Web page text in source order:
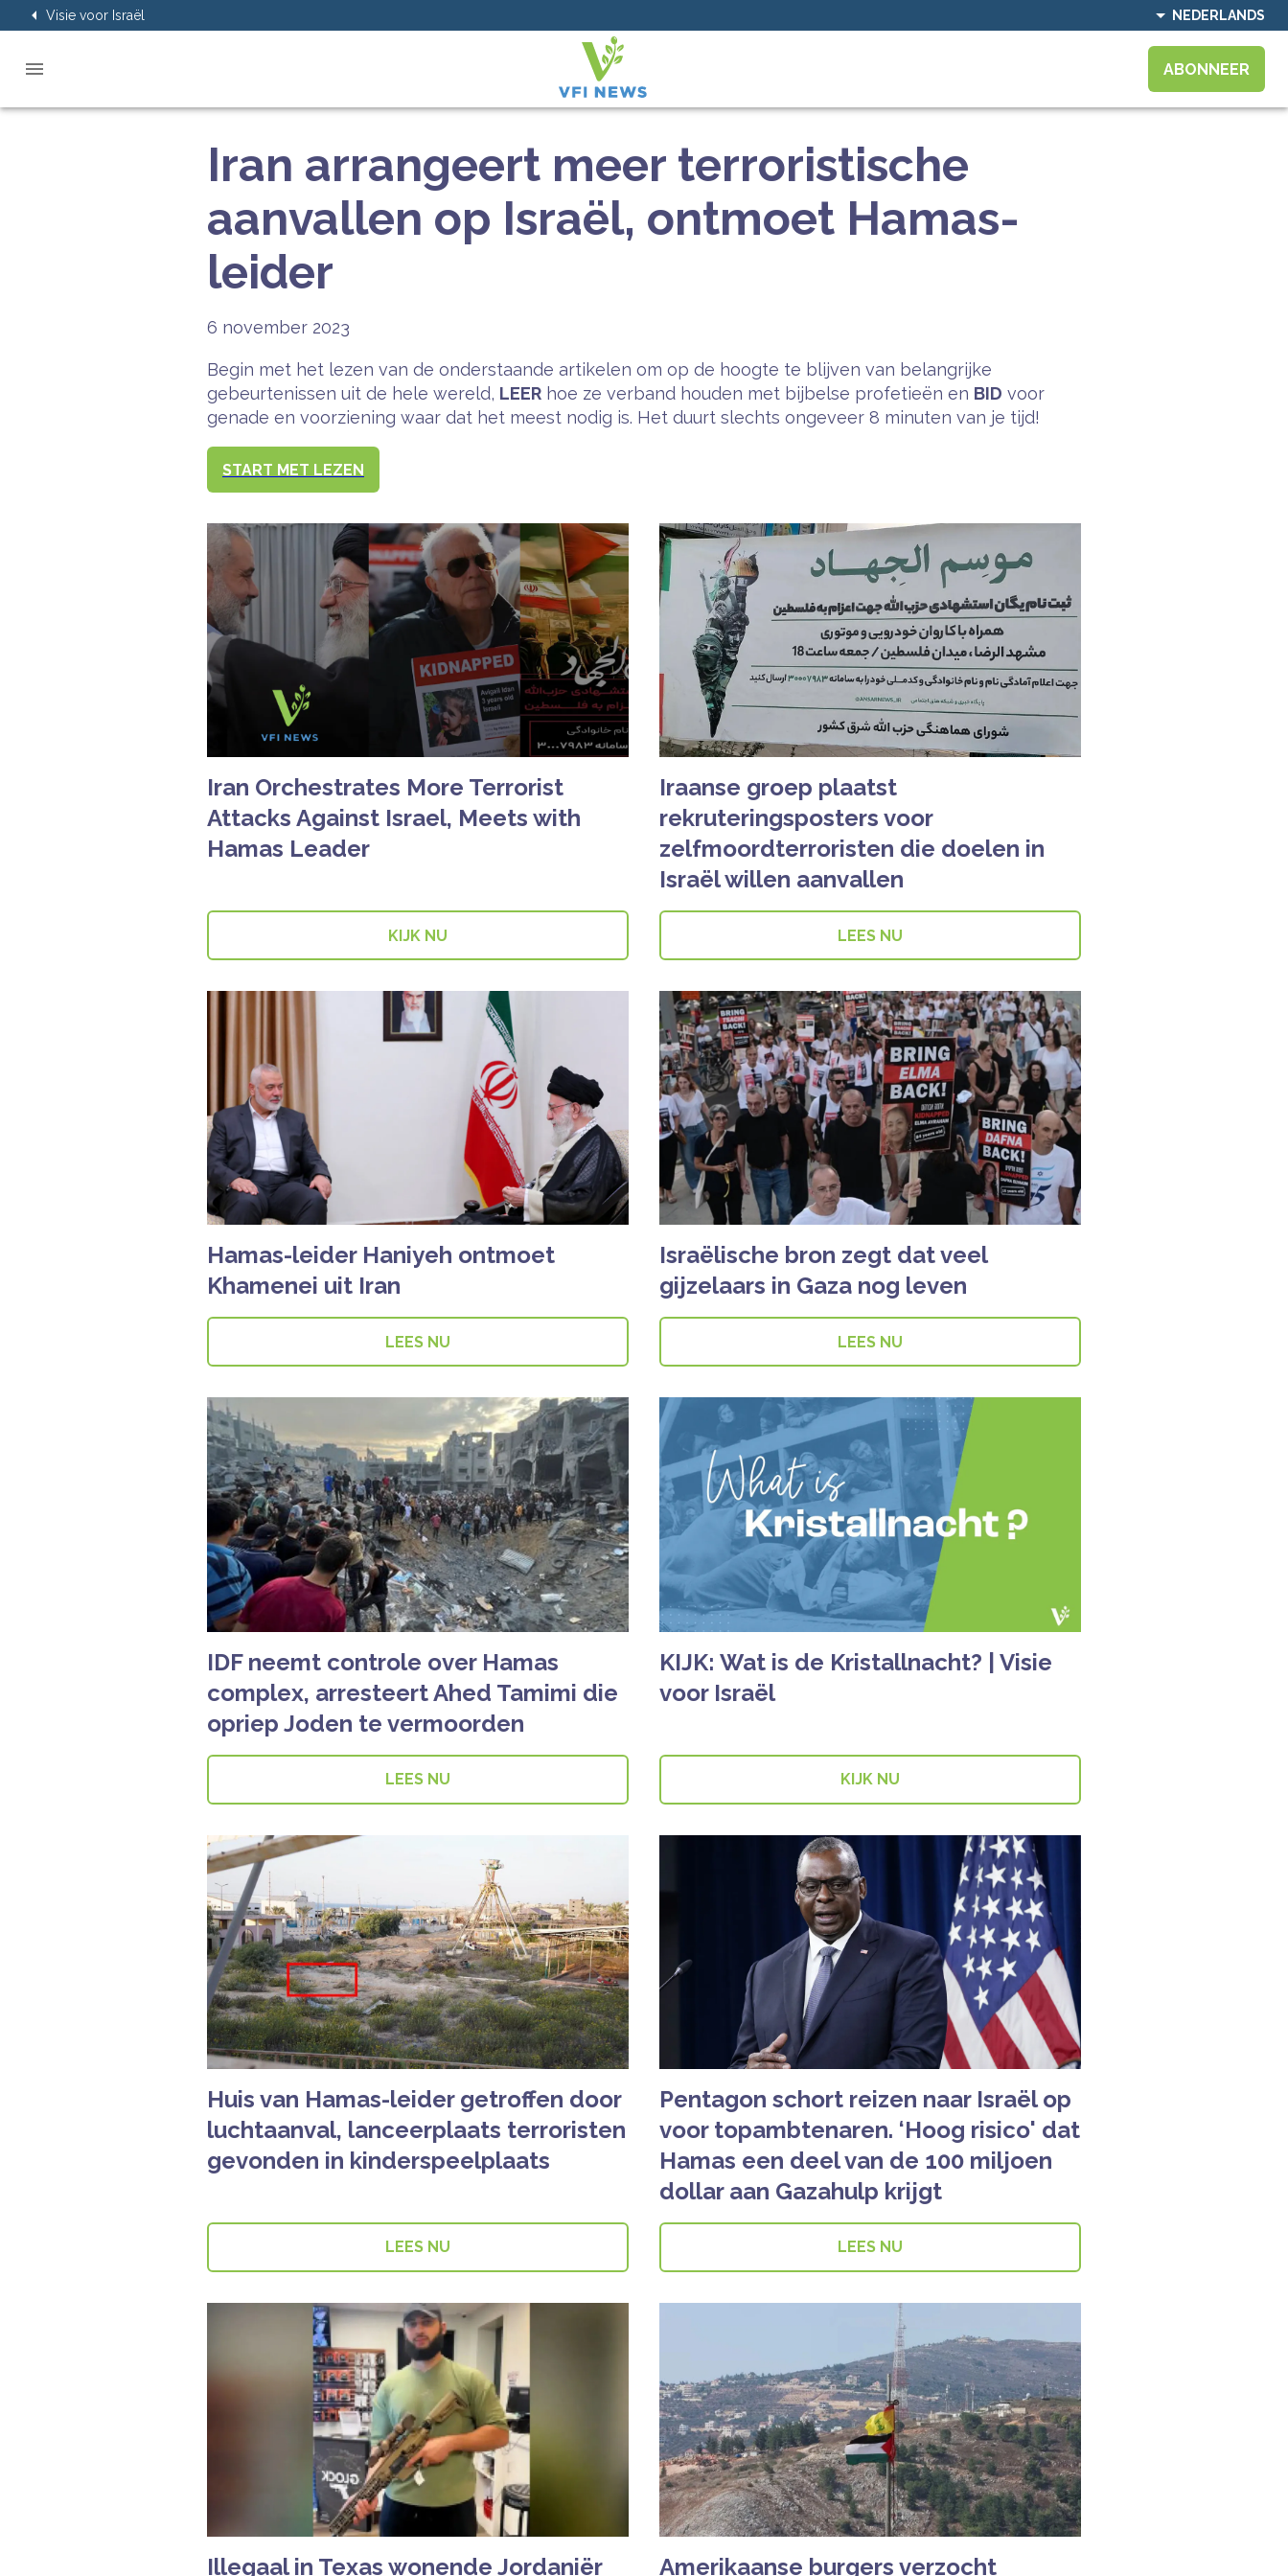
Visie voor Israël NEDERLANDS
ABONNEER
Iran arrangeert meer terroristische
aanvallen op Israël, ontmoet Hamas-
leider
6 november 2023
Begin met het lezen van de onderstaande artikelen om op de hoogte te blijven van belangrijke
gebeurtenissen uit de hele wereld, LEER hoe ze verband houden met bijbelse profetieën en BID voor
genade en voorziening waar dat het meest nodig is. Het duurt slechts ongeveer 8 minuten van je tijd!
START MET LEZEN
Iran Orchestrates More Terrorist
Attacks Against Israel, Meets with
Hamas Leader
KIJK NU
Iraanse groep plaatst
rekruteringsposters voor
zelfmoordterroristen die doelen in
Israël willen aanvallen
LEES NU
Hamas-leider Haniyeh ontmoet
Khamenei uit Iran
LEES NU
Israëlische bron zegt dat veel
gijzelaars in Gaza nog leven
LEES NU
IDF neemt controle over Hamas
complex, arresteert Ahed Tamimi die
opriep Joden te vermoorden
LEES NU
KIJK: Wat is de Kristallnacht? | Visie
voor Israël
KIJK NU
Huis van Hamas-leider getroffen door
luchtaanval, lanceerplaats terroristen
gevonden in kinderspeelplaats
LEES NU
Pentagon schort reizen naar Israël op
voor topambtenaren. ‘Hoog risico' dat
Hamas een deel van de 100 miljoen
dollar aan Gazahulp krijgt
LEES NU
Illegaal in Texas wonende Jordaniër Amerikaanse burgers verzocht